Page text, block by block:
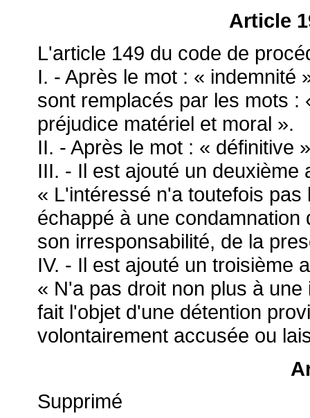
Article
L'article 149 du code de
I. - Après le mot : « indemnité
sont remplacés par les mots
préjudice matériel et moral ».
II. - Après le mot : « définitive
III. - Il est ajouté un deuxième
« L'intéressé n'a toutefois
échappé à une
son irresponsabilité, de la
IV. - Il est ajouté un troisième
« N'a pas droit non plus à
fait l'objet d'une détention
volontairement accusée ou
Supprimé